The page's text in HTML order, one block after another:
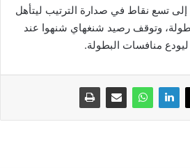
إلى تسع نقاط في صدارة الترتيب ليتأهل
وتوقف رصيد شنغهاي شنهوا عند
منافسات البطولة.